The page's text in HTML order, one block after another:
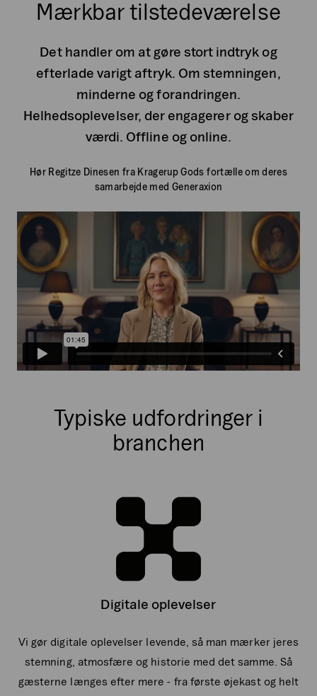
Mærkbar tilstedeværelse
Det handler om at gøre stort indtryk og
efterlade varigt aftryk. Om stemningen,
minderne og forandringen.
Helhedsoplevelser, der engagerer og skaber
værdi. Offline og online.
Hør Regitze Dinesen fra Kragerup Gods fortælle om deres
samarbejde med Generaxion
Typiske udfordringer i
branchen
Digitale oplevelser
Vi gør digitale oplevelser levende, så man mærker jeres
stemning, atmosfære og historie med det samme. Så
gæsterne længes efter mere - fra første øjekast og helt